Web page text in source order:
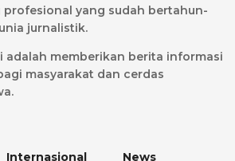
profesional yang sudah bertahun-
jurnalistik.
adalah memberikan berita informasi
masyarakat dan cerdas
Internasional
News